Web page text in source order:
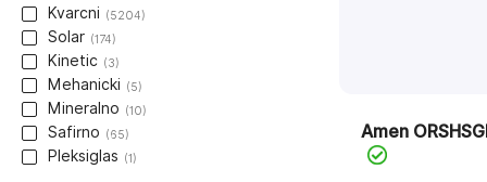
Amen
Kvarcni (5204)
Solar (174)
Kinetic (3)
Mehanicki (5)
Mineralno (10)
Safirno (65)
Pleksiglas (1)